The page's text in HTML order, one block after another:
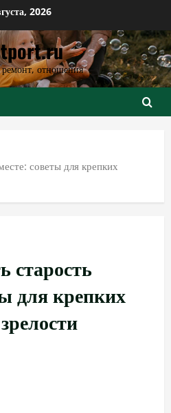
2026
отношения
советы для крепких
старость
для крепких